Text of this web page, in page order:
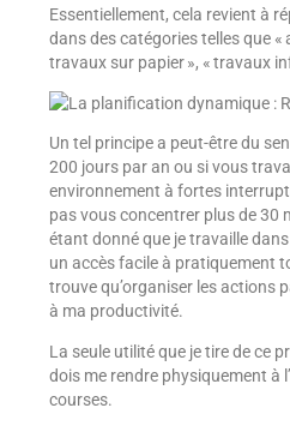
Essentiellement, cela revient à
dans des catégories telles que «
travaux sur papier », « travaux
Un tel principe a peut-être du
200 jours par an ou si vous
environnement à fortes
pas vous concentrer plus de 30
étant donné que je travaille
un accès facile à pratiquement
trouve qu’organiser les actions
à ma productivité.
La seule utilité que je tire de ce
dois me rendre physiquement à
courses.